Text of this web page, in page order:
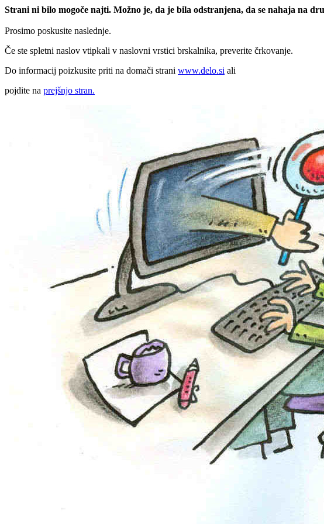
Strani ni bilo mogoče najti. Možno je, da je bila odstranjena, da se nahaja na
Prosimo poskusite naslednje.
Če ste spletni naslov vtipkali v naslovni vrstici brskalnika, preverite črkovanje.
Do informacij poizkusite priti na domači strani www.delo.si ali
pojdite na prejšnjo stran.